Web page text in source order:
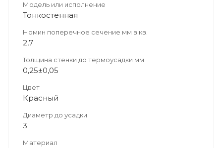
Модель или исполнение
Тонкостенная
Номин поперечное сечение мм в кв.
2,7
Толщина стенки до термоусадки мм
0,25±0,05
Цвет
Красный
Диаметр до усадки
3
Материал